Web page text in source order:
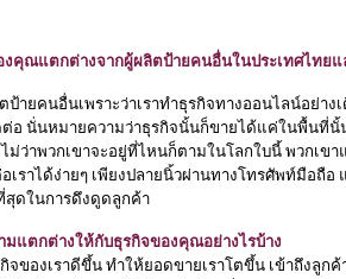
งคุณแตกต่างจากผู้ผลิตป้ายคนอื่นในประเทศไทย
ป้ายคนอื่นเพราะว่าเราทำธุรกิจทางออนไลน์อย่า
อ นั่นหมายความว่าธุรกิจนั้นก็ขายได้แค่ในพื้นที่นั้
ไม่ว่าพวกเขาจะอยู่ที่ไหนก็ตามในโลกใบนี้ พวกเข
เราได้ง่ายๆ เพียงปลายนิ้วผ่านทางโทรศัพท์มือถื
สุดในการดึงดูดลูกค้า
มแตกต่างให้กับธุรกิจของคุณอย่างไรบ้าง
จของเราดีขึ้น ทำให้ยอดขายเราโตขึ้น เข้าถึงลูก